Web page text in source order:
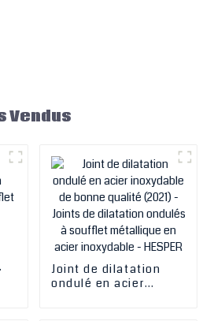
Vendus
Joint de dilatation
ondulé en acier